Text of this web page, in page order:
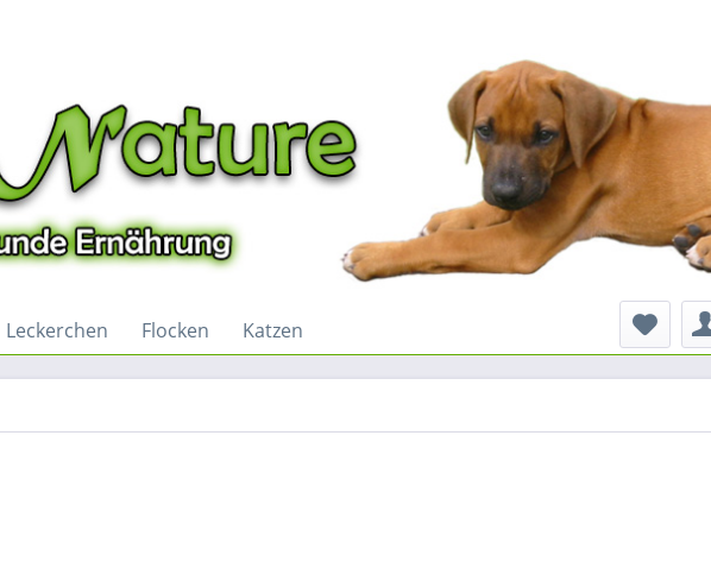
Leckerchen Flocken Katzen